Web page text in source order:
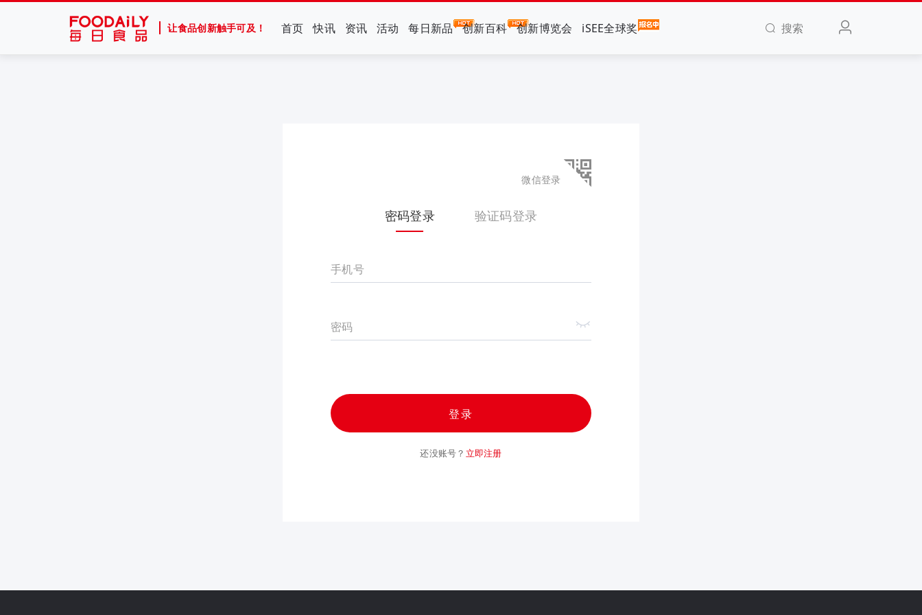
让食品创新触手可及！ 首页 快讯 资讯 活动 每日新品 创新百科 创新博览会 iSEE全球奖 搜索
微信登录
密码登录 验证码登录
手机号
密码
登录
还没账号？ 立即注册